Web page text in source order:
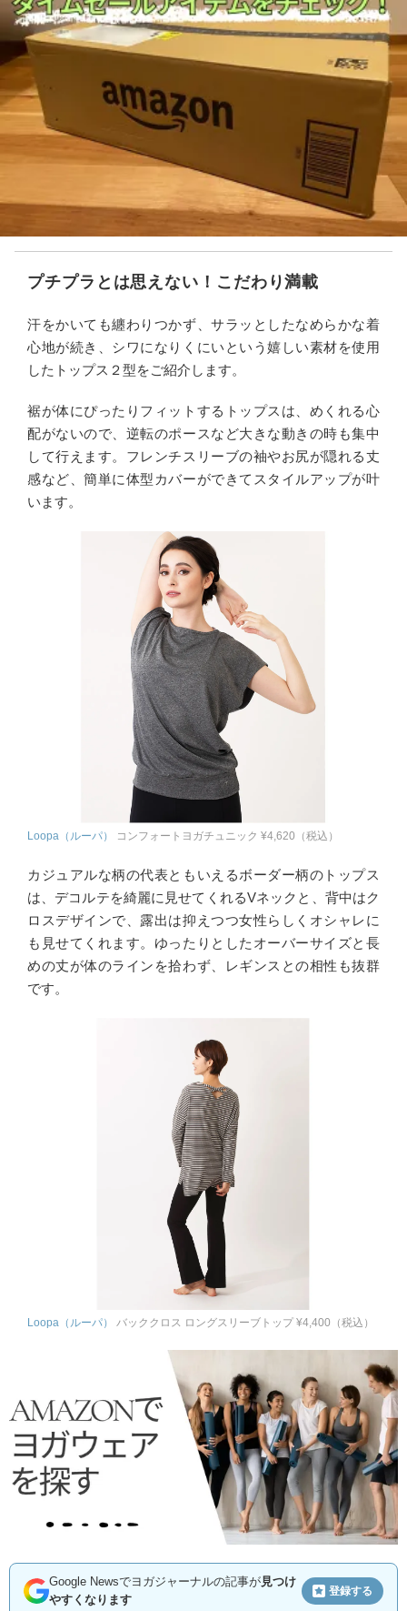
プチプラとは思えない！こだわり満載
汗をかいても纏わりつかず、サラッとしたなめらかな着
心地が続き、シワになりくにいという嬉しい素材を使用
したトップス２型をご紹介します。
裾が体にぴったりフィットするトップスは、めくれる心
配がないので、逆転のポースなど大きな動きの時も集中
して行えます。フレンチスリーブの袖やお尻が隠れる丈
感など、簡単に体型カバーができてスタイルアップが叶
います。
Loopa（ルーパ） コンフォートヨガチュニック ¥4,620（税込）
カジュアルな柄の代表ともいえるボーダー柄のトップス
は、デコルテを綺麗に見せてくれるVネックと、背中はク
ロスデザインで、露出は抑えつつ女性らしくオシャレに
も見せてくれます。ゆったりとしたオーバーサイズと長
めの丈が体のラインを拾わず、レギンスとの相性も抜群
です。
Loopa（ルーパ） バッククロス ロングスリーブトップ ¥4,400（税込）
Google Newsでヨガジャーナルの記事が見つけ
やすくなります
登録する